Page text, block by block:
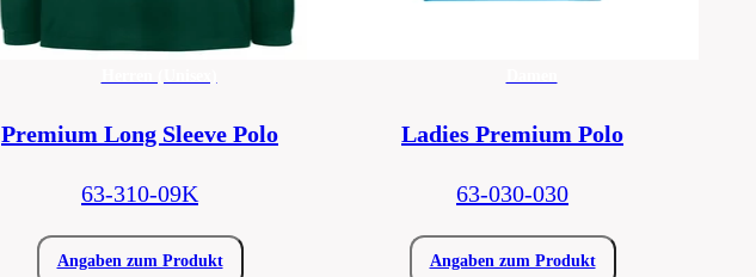
Premium Long Sleeve Polo
63-310-09K
Angaben zum Produkt
Ladies Premium Polo
63-030-030
Angaben zum Produkt